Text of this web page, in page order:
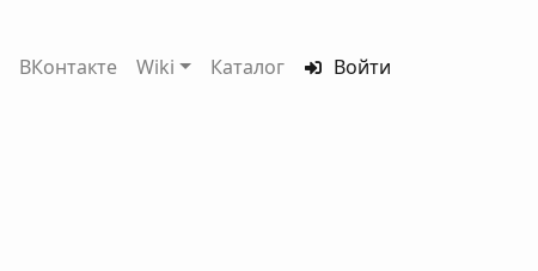
ВКонтакте Wiki Каталог Войти